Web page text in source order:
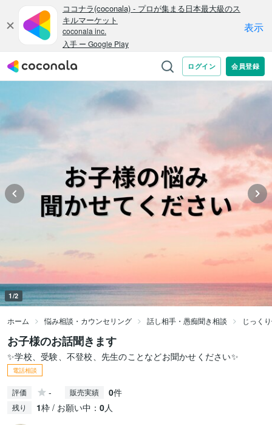
1/2
ホーム 悩み相談・カウンセリング 話し相手・愚痴聞き相談 じっく
お子様のお話聞きます
✨学校、受験、不登校、先生のことなどお聞かせください✨
電話相談
評価 - 販売実績 0件
残り 1枠 / お願い中： 0人